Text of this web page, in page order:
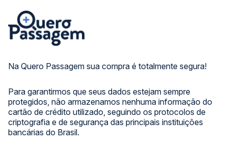
Na Quero Passagem sua compra é totalmente segura!
Para garantirmos que seus dados estejam sempre
protegidos, não armazenamos nenhuma informação do
cartão de crédito utilizado, seguindo os protocolos de
criptografia e de segurança das principais instituições
bancárias do Brasil.